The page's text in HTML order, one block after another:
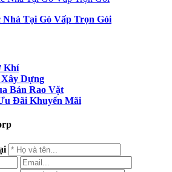
Tại Gò Vấp Trọn Gói
Khí
Dựng
Bán Rao Vặt
Đãi Khuyến Mãi